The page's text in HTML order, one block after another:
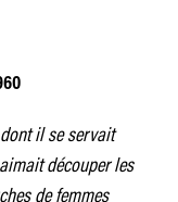
il se servait
découper les
de femmes